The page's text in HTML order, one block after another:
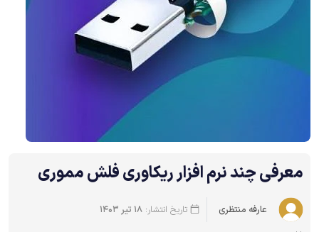
معرفی چند نرم افزار ریکاوری فلش مموری
عارفه منتظری تاریخ انتشار: 18 تیر 1403